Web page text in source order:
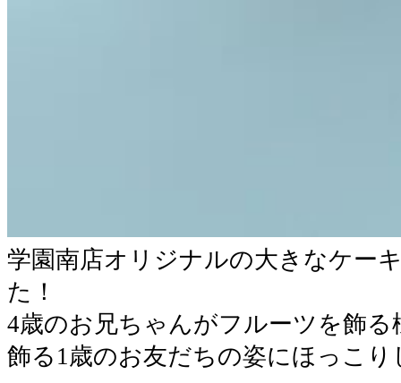
学園南店オリジナルの大きなケー
た！
4歳のお兄ちゃんがフルーツを飾
飾る1歳のお友だちの姿にほっこり